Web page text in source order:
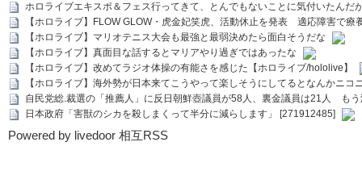
ホロライブエキスポ＆フェス行ってきて、とんでもないことに気付いたんだ
【ホロライブ】FLOW GLOW・虎金妃笑虎、活動休止を発表 適応障害で療
【ホロライブ】マリオテニス大会も最強と最弱決めたら面白そうだな
【ホロライブ】真面目な話するとマリアやり過ぎではあったな
【ホロライブ】改めてラジオ体操の有能さを感じた【ホロライブ/hololive】
【ホロライブ】海外勢が日本来てこうやって楽しそうにしてるとなんかニコ
自民党総.裁選の「推薦人」に反日朝鮮壺議員が58人、裏金議員は21人 も
日本政府「害獣のシカを殺しまくって半分に減らします」 [271912485]
Powered by livedoor 相互RSS